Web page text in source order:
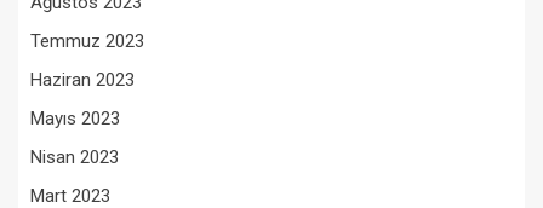
Temmuz 2023
Haziran 2023
Mayıs 2023
Nisan 2023
Mart 2023